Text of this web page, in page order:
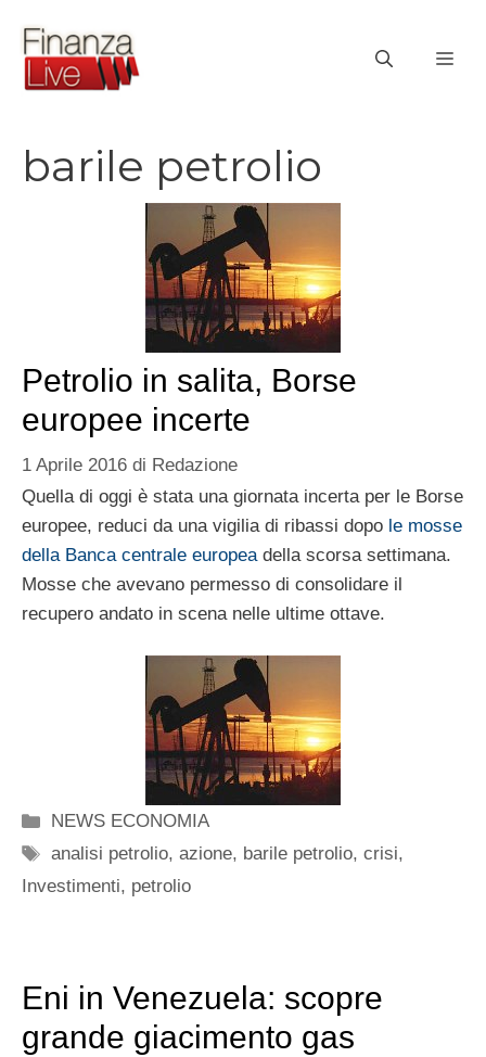
contenuto
barile petrolio
Petrolio in salita, Borse
europee incerte
1 Aprile 2016 di Redazione
Quella di oggi è stata una giornata incerta per le Borse
europee, reduci da una vigilia di ribassi dopo le mosse
della Banca centrale europeadella scorsa settimana.
Mosse che avevano permesso di consolidare il
recupero andato in scena nelle ultime ottave.
Categorie
NEWS ECONOMIA
Tag
analisi petrolio,azione, barile petrolio,crisi,
Investimenti, petrolio
Eni in Venezuela: scopre
grande giacimento gas